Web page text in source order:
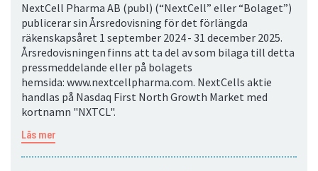
NextCell Pharma AB (publ) (“NextCell” eller “Bolaget”)
publicerar sin Årsredovisning för det förlängda
räkenskapsåret 1 september 2024 - 31 december 2025.
Årsredovisningen finns att ta del av som bilaga till detta
pressmeddelande eller på bolagets
hemsida: www.nextcellpharma.com. NextCells aktie
handlas på Nasdaq First North Growth Market med
kortnamn "NXTCL".
Läs mer